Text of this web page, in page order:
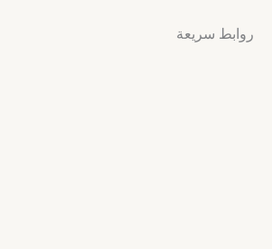
روابط سريعة